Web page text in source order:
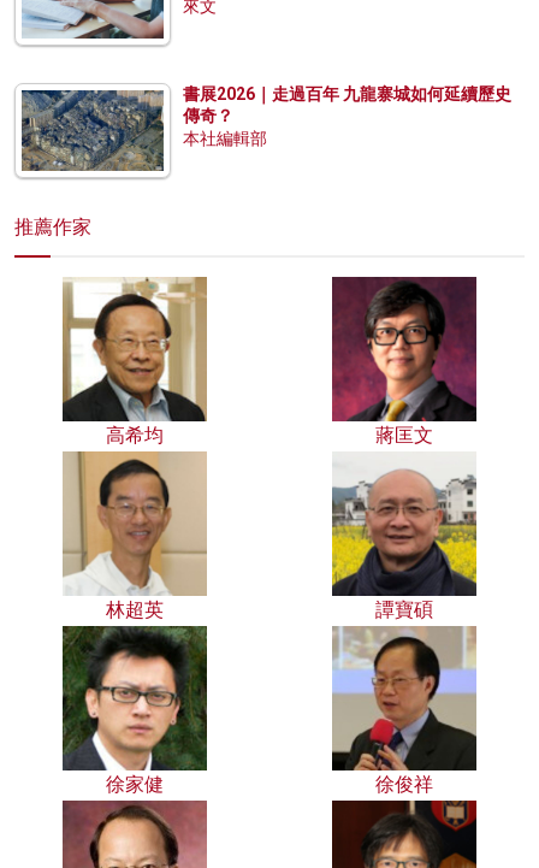
來文
書展2026｜走過百年 九龍寨城如何延續歷史
傳奇？
本社編輯部
推薦作家
高希均 蔣匡文
林超英 譚寶碩
徐家健 徐俊祥